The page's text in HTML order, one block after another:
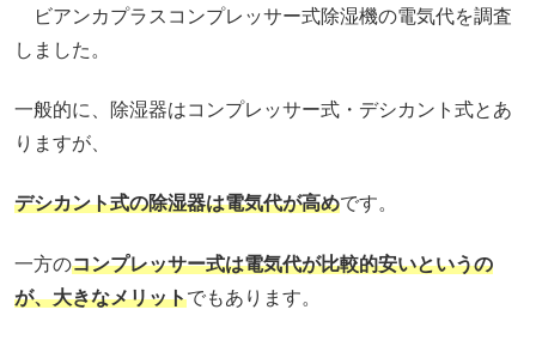
ビアンカプラスコンプレッサー式除湿機の電気代を調査
しました。
一般的に、除湿器はコンプレッサー式・デシカント式とあ
りますが、
デシカント式の除湿器は電気代が高めです。
一方のコンプレッサー式は電気代が比較的安いというの
が、大きなメリットでもあります。